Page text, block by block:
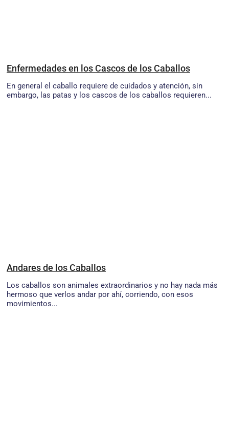
Enfermedades en los Cascos de los Caballos
En general el caballo requiere de cuidados y atención, sin
embargo, las patas y los cascos de los caballos requieren...
Andares de los Caballos
Los caballos son animales extraordinarios y no hay nada más
hermoso que verlos andar por ahí, corriendo, con esos
movimientos...